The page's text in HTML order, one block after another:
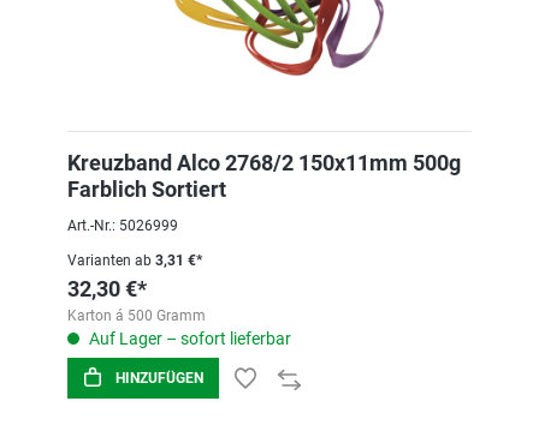
Kreuzband Alco 2768/2 150x11mm 500g
Farblich Sortiert
Art.-Nr.: 5026999
Varianten ab 3,31 €*
32,30 €*
Karton á 500 Gramm
Auf Lager – sofort lieferbar
HINZUFÜGEN